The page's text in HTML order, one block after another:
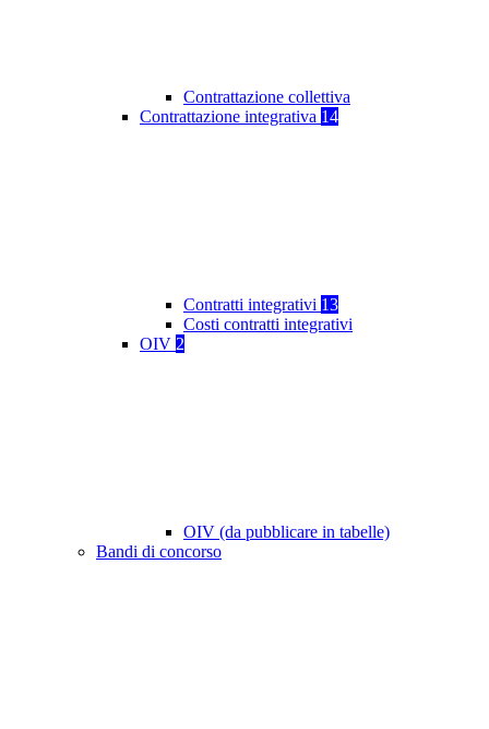
Contrattazione collettiva
Contrattazione integrativa 14
Contratti integrativi 13
Costi contratti integrativi
OIV 2
OIV (da pubblicare in tabelle)
Bandi di concorso